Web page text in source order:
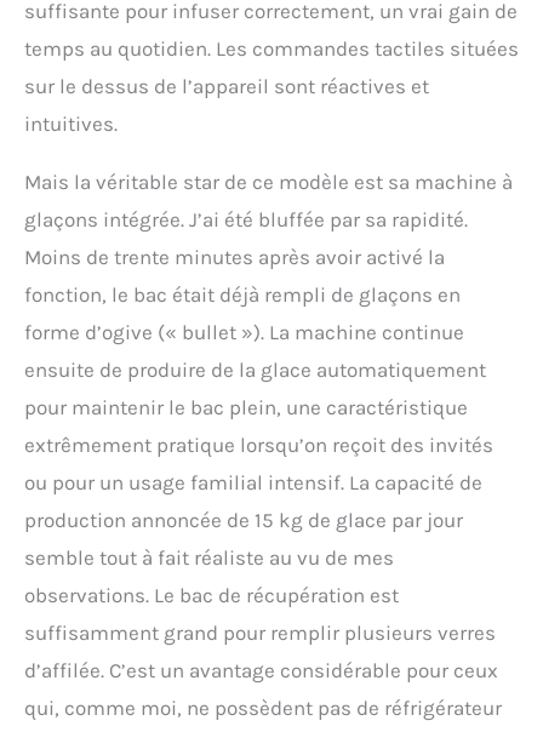
suffisante pour infuser correctement, un vrai gain de
temps au quotidien. Les commandes tactiles situées
sur le dessus de l’appareil sont réactives et
intuitives.
Mais la véritable star de ce modèle est sa machine à
glaçons intégrée. J’ai été bluffée par sa rapidité.
Moins de trente minutes après avoir activé la
fonction, le bac était déjà rempli de glaçons en
forme d’ogive (« bullet »). La machine continue
ensuite de produire de la glace automatiquement
pour maintenir le bac plein, une caractéristique
extrêmement pratique lorsqu’on reçoit des invités
ou pour un usage familial intensif. La capacité de
production annoncée de 15 kg de glace par jour
semble tout à fait réaliste au vu de mes
observations. Le bac de récupération est
suffisamment grand pour remplir plusieurs verres
d’affilée. C’est un avantage considérable pour ceux
qui, comme moi, ne possèdent pas de réfrigérateur